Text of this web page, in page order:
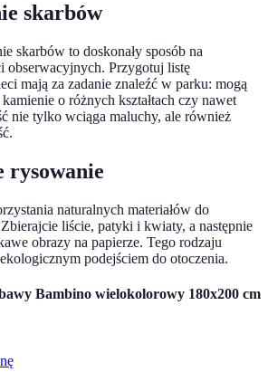
skarbów
skarbów to doskonały sposób na
obserwacyjnych. Przygotuj listę
mają za zadanie znaleźć w parku: mogą
o różnych kształtach czy nawet
nie tylko wciąga maluchy, ale również
rysowanie
naturalnych materiałów do
liście, patyki i kwiaty, a następnie
obrazy na papierze. Tego rodzaju
podejściem do otoczenia.
Bambino wielokolorowy 180x200 cm